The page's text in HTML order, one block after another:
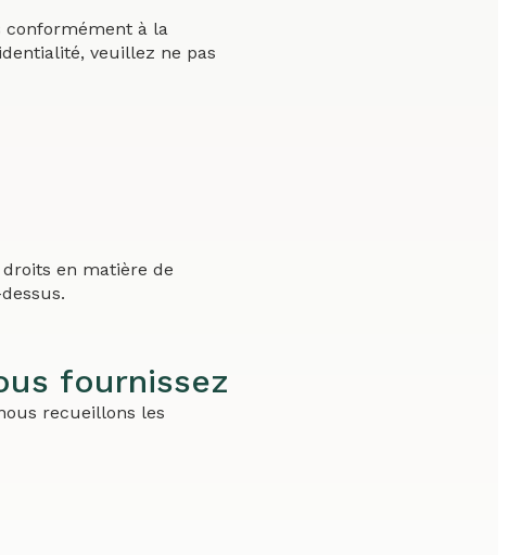
conformément à la
veuillez ne pas
en matière de
fournissez
recueillons les